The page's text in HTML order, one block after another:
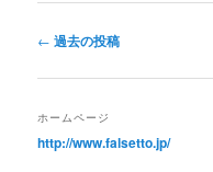
投
ナ
ー
← 過去の投稿
ホームページ
http://www.falsetto.jp/